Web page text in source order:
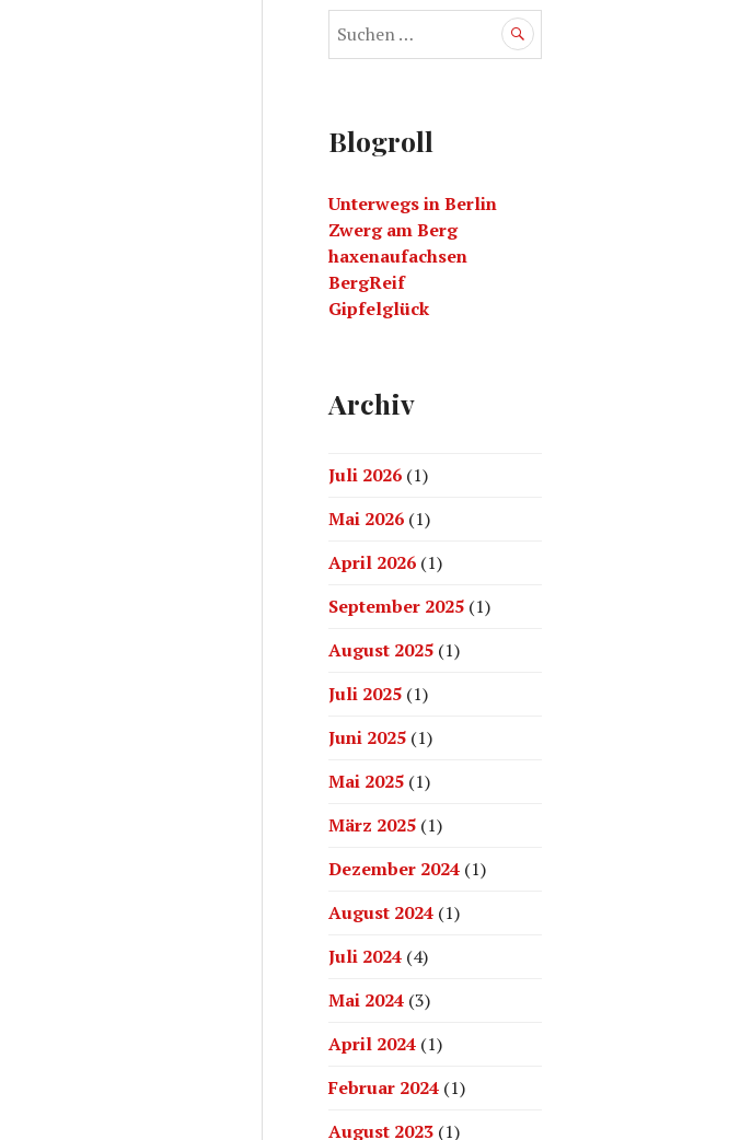
n
c
h
:
Blogroll
Unterwegs in Berlin
Zwerg am Berg
haxenaufachsen
BergReif
Gipfelglück
Archiv
Juli 2026 (1)
Mai 2026 (1)
April 2026 (1)
September 2025 (1)
August 2025 (1)
Juli 2025 (1)
Juni 2025 (1)
Mai 2025 (1)
März 2025 (1)
Dezember 2024 (1)
August 2024 (1)
Juli 2024 (4)
Mai 2024 (3)
April 2024 (1)
Februar 2024 (1)
August 2023 (1)